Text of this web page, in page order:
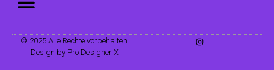
© 2025 Alle Rechte vorbehalten.
Design by Pro Designer X